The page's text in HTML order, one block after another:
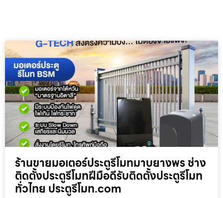
ร้านขายมอเตอร์ประตูรีโมทมาบยางพร ช่าง
ติดตั้งประตูรีโมทฝีมือดีรับติดตั้งประตูรีโมท
ทั่วไทย ประตูรีโมท.com